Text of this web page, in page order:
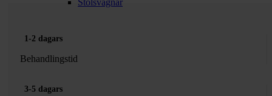
Stolsvagnar
1-2 dagars
Behandlingstid
3-5 dagars